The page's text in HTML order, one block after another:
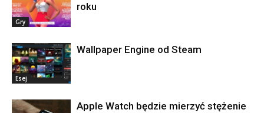
Gry
roku
Esej
Wallpaper Engine od Steam
Apple Watch będzie mierzyć stężenie